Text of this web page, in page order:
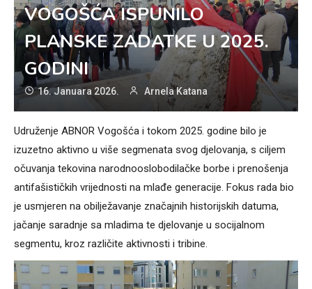
VOGOŠĆA ISPUNILO
PLANSKE ZADATKE U 2025.
GODINI
16. Januara 2026. Arnela Katana
Udruženje ABNOR Vogošća i tokom 2025. godine bilo je
izuzetno aktivno u više segmenata svog djelovanja, s ciljem
očuvanja tekovina narodnooslobodilačke borbe i prenošenja
antifašističkih vrijednosti na mlađe generacije. Fokus rada bio
je usmjeren na obilježavanje značajnih historijskih datuma,
jačanje saradnje sa mladima te djelovanje u socijalnom
segmentu, kroz različite aktivnosti i tribine.